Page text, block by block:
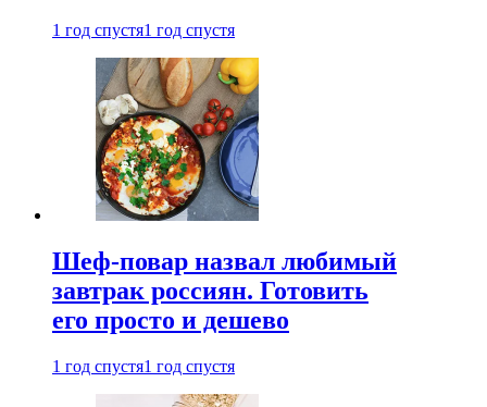
1 год спустя1 год спустя
Шеф-повар назвал любимый
завтрак россиян. Готовить
его просто и дешево
1 год спустя1 год спустя